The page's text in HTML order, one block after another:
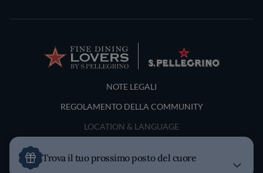
Terms and Conditions
NOTE LEGALI
REGOLAMENTO DELLA COMMUNITY
LOCATION & LANGUAGE
Trova il tuo prossimo posto del cuore